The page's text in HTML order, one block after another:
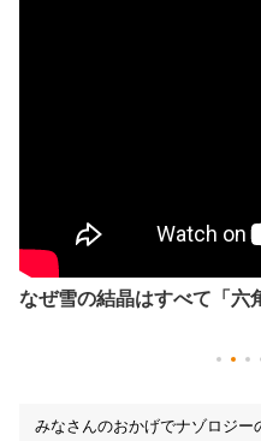
なぜ雪の結晶はすべて「六
みなさんのおかげでナゾロジー